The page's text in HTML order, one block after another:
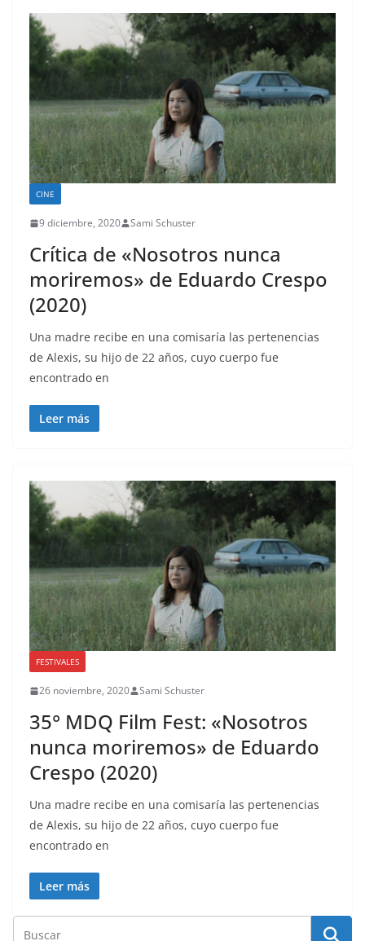
CINE
9 diciembre, 2020 Sami Schuster
Crítica de «Nosotros nunca
moriremos» de Eduardo Crespo
(2020)
Una madre recibe en una comisaría las pertenencias
de Alexis, su hijo de 22 años, cuyo cuerpo fue
encontrado en
Leer más
FESTIVALES
26 noviembre, 2020 Sami Schuster
35° MDQ Film Fest: «Nosotros
nunca moriremos» de Eduardo
Crespo (2020)
Una madre recibe en una comisaría las pertenencias
de Alexis, su hijo de 22 años, cuyo cuerpo fue
encontrado en
Leer más